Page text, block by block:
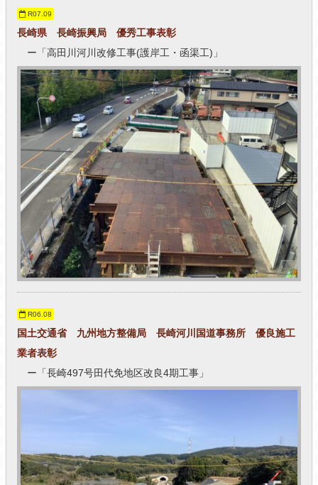
R07.09
長崎県 長崎振興局 優秀工事表彰
ー「高田川河川改修工事(護岸工・函渠工)」
R06.08
国土交通省 九州地方整備局 長崎河川国道事務所 優良施工
業者表彰
ー「長崎497号田代免地区改良4期工事」